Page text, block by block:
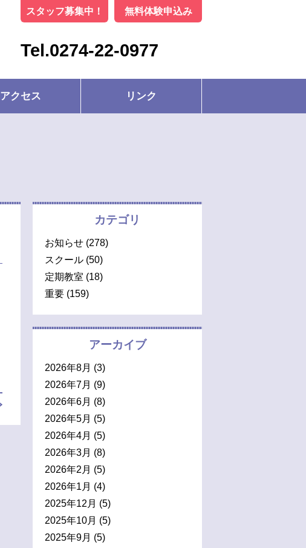
スタッフ募集中！ 無料体験申込み
Tel.0274-22-0977
アクセス リンク
カテゴリ
お知らせ (278)
スクール (50)
定期教室 (18)
重要 (159)
アーカイブ
2026年8月 (3)
2026年7月 (9)
2026年6月 (8)
2026年5月 (5)
2026年4月 (5)
2026年3月 (8)
2026年2月 (5)
2026年1月 (4)
2025年12月 (5)
2025年10月 (5)
2025年9月 (5)